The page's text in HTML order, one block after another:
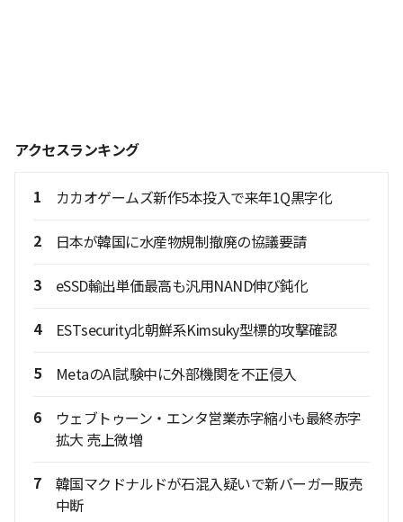
アクセスランキング
1 カカオゲームズ新作5本投入で来年1Q黒字化
2 日本が韓国に水産物規制撤廃の協議要請
3 eSSD輸出単価最高も汎用NAND伸び鈍化
4 ESTsecurity北朝鮮系Kimsuky型標的攻撃確認
5 MetaのAI試験中に外部機関を不正侵入
6
ウェブトゥーン・エンタ営業赤字縮小も最終赤字
拡大 売上微増
7
韓国マクドナルドが石混入疑いで新バーガー販売
中断